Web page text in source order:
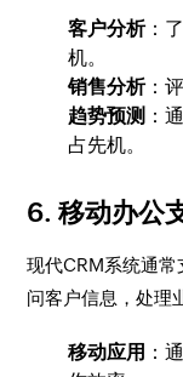
客户分析：
机。
销售分析：
趋势预测 ：
占先机。
6.移动办公
现代CRM系统通
问客户信息，处理
移动应用 ：